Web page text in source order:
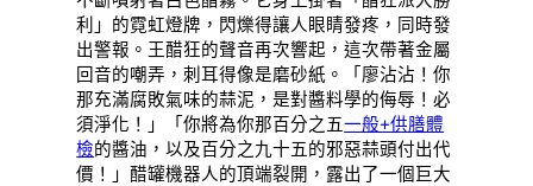
利」的霓虹燈牌，閃爍得讓人眼睛發疼，同時發
出警報。王醋狂的聲音再次響起，這次帶著金屬
回音的嘲弄，刺耳得像是磨砂紙。「廖沾沾！你
那充滿腐敗氣味的蒜泥，是對醬料學的侮辱！必
須淨化！」「你將為你那百分之五一般+供膳體
檢的醬油，以及百分之九十五的邪惡蒜頭付出代
價！」醋罐機器人的頂端裂開，露出了一個巨大